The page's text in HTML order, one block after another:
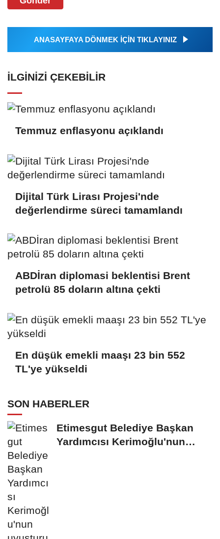
ANASAYFAYA DÖNMEK İÇİN TIKLAYINIZ
İLGINIZI ÇEKEBILIR
Temmuz enflasyonu açıklandı
Dijital Türk Lirası Projesi'nde
değerlendirme süreci tamamlandı
ABDİran diplomasi beklentisi Brent
petrolü 85 doların altına çekti
En düşük emekli maaşı 23 bin 552
TL'ye yükseldi
SON HABERLER
Etimesgut Belediye Başkan
Yardımcısı Kerimoğlu'nun